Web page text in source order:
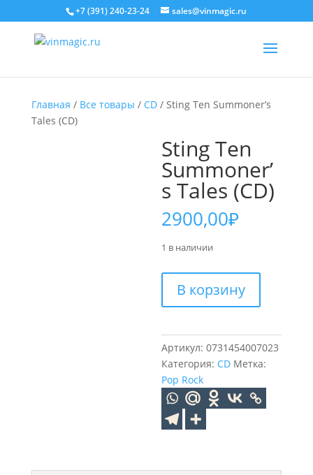
+7 (391) 240-23-24 sales@vinmagic.ru
Главная / Все товары / CD/ Sting Ten Summoner’s
Tales (CD)
Sting Ten
Summoner’
s Tales (CD)
2900,00₽
1 в наличии
товара
Sting
Summoner's
Tales
(CD)
В корзину
Артикул:0731454007023
Категория: CD Метка:
Pop Rock